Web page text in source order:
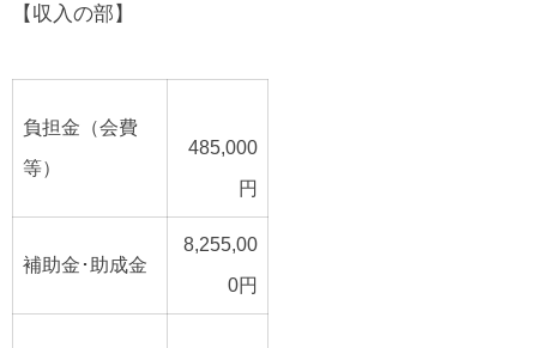
【収入の部】
負担金（会費
等）
485,000
円
補助金･助成金
8,255,00
0円